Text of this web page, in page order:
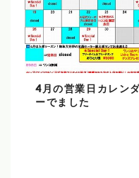
4月の営業日カレンダ
ーでました